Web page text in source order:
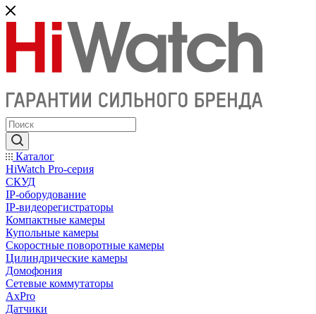
Каталог
HiWatch Pro-серия
CКУД
IP-оборудование
IP-видеорегистраторы
Компактные камеры
Купольные камеры
Скоростные поворотные камеры
Цилиндрические камеры
Домофония
Сетевые коммутаторы
AxPro
Датчики